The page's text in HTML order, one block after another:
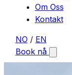
Om Oss
Kontakt
NO / EN
Book nå